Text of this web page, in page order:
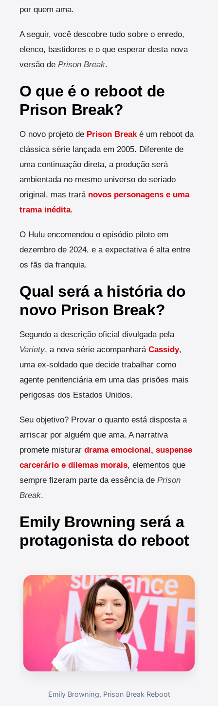
por quem ama.
A seguir, você descobre tudo sobre o enredo,
elenco, bastidores e o que esperar desta nova
versão de Prison Break.
O que é o reboot de
Prison Break?
O novo projeto de Prison Breaké um reboot da
clássica série lançada em 2005. Diferente de
uma continuação direta, a produção será
ambientada no mesmo universo do seriado
original, mas trará novos personagens e uma
trama inédita.
O Hulu encomendou o episódio piloto em
dezembro de 2024, e a expectativa é alta entre
os fãs da franquia.
Qual será a história do
novo Prison Break?
Segundo a descrição oficial divulgada pela
Variety, a nova série acompanhará Cassidy,
uma ex-soldado que decide trabalhar como
agente penitenciária em uma das prisões mais
perigosas dos Estados Unidos.
Seu objetivo? Provar o quanto está disposta a
arriscar por alguém que ama. A narrativa
promete misturar drama emocional, suspense
carcerário e dilemas morais, elementos que
sempre fizeram parte da essência de Prison
Break.
Emily Browning será a
protagonista do reboot
Emily Browning, Prison Break Reboot